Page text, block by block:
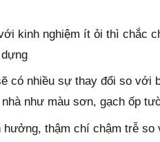
kinh nghiệm ít ỏi thì chắc
có nhiều sự thay đổi so
như màu sơn, gạch ốp
hưởng, thậm chí chậm trễ